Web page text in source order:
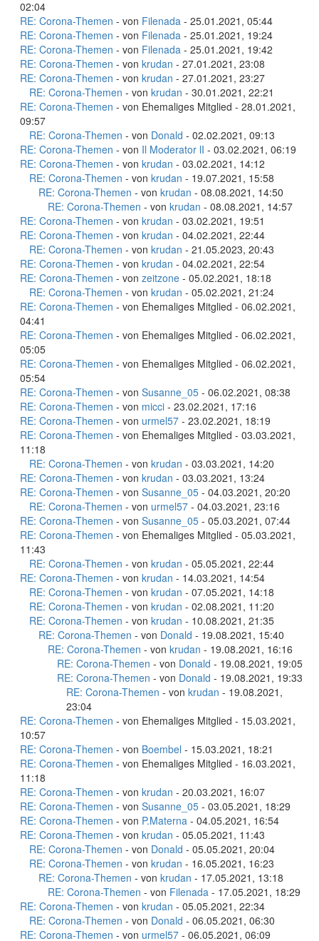
02:04
RE: Corona-Themen - von Filenada - 25.01.2021, 05:44
RE: Corona-Themen - von Filenada - 25.01.2021, 19:24
RE: Corona-Themen - von Filenada - 25.01.2021, 19:42
RE: Corona-Themen - von krudan - 27.01.2021, 23:08
RE: Corona-Themen - von krudan - 27.01.2021, 23:27
RE: Corona-Themen - von krudan - 30.01.2021, 22:21
RE: Corona-Themen - von Ehemaliges Mitglied - 28.01.2021,
09:57
RE: Corona-Themen - von Donald - 02.02.2021, 09:13
RE: Corona-Themen - von Il Moderator lI - 03.02.2021, 06:19
RE: Corona-Themen - von krudan - 03.02.2021, 14:12
RE: Corona-Themen - von krudan - 19.07.2021, 15:58
RE: Corona-Themen - von krudan - 08.08.2021, 14:50
RE: Corona-Themen - von krudan - 08.08.2021, 14:57
RE: Corona-Themen - von krudan - 03.02.2021, 19:51
RE: Corona-Themen - von krudan - 04.02.2021, 22:44
RE: Corona-Themen - von krudan - 21.05.2023, 20:43
RE: Corona-Themen - von krudan - 04.02.2021, 22:54
RE: Corona-Themen - von zeitzone - 05.02.2021, 18:18
RE: Corona-Themen - von krudan - 05.02.2021, 21:24
RE: Corona-Themen - von Ehemaliges Mitglied - 06.02.2021,
04:41
RE: Corona-Themen - von Ehemaliges Mitglied - 06.02.2021,
05:05
RE: Corona-Themen - von Ehemaliges Mitglied - 06.02.2021,
05:54
RE: Corona-Themen - von Susanne_05 - 06.02.2021, 08:38
RE: Corona-Themen - von micci - 23.02.2021, 17:16
RE: Corona-Themen - von urmel57 - 23.02.2021, 18:19
RE: Corona-Themen - von Ehemaliges Mitglied - 03.03.2021,
11:18
RE: Corona-Themen - von krudan - 03.03.2021, 14:20
RE: Corona-Themen - von krudan - 03.03.2021, 13:24
RE: Corona-Themen - von Susanne_05 - 04.03.2021, 20:20
RE: Corona-Themen - von urmel57 - 04.03.2021, 23:16
RE: Corona-Themen - von Susanne_05 - 05.03.2021, 07:44
RE: Corona-Themen - von Ehemaliges Mitglied - 05.03.2021,
11:43
RE: Corona-Themen - von krudan - 05.05.2021, 22:44
RE: Corona-Themen - von krudan - 14.03.2021, 14:54
RE: Corona-Themen - von krudan - 07.05.2021, 14:18
RE: Corona-Themen - von krudan - 02.08.2021, 11:20
RE: Corona-Themen - von krudan - 10.08.2021, 21:35
RE: Corona-Themen - von Donald - 19.08.2021, 15:40
RE: Corona-Themen - von krudan - 19.08.2021, 16:16
RE: Corona-Themen - von Donald - 19.08.2021, 19:05
RE: Corona-Themen - von Donald - 19.08.2021, 19:33
RE: Corona-Themen - von krudan - 19.08.2021,
23:04
RE: Corona-Themen - von Ehemaliges Mitglied - 15.03.2021,
10:57
RE: Corona-Themen - von Boembel - 15.03.2021, 18:21
RE: Corona-Themen - von Ehemaliges Mitglied - 16.03.2021,
11:18
RE: Corona-Themen - von krudan - 20.03.2021, 16:07
RE: Corona-Themen - von Susanne_05 - 03.05.2021, 18:29
RE: Corona-Themen - von P.Materna - 04.05.2021, 16:54
RE: Corona-Themen - von krudan - 05.05.2021, 11:43
RE: Corona-Themen - von Donald - 05.05.2021, 20:04
RE: Corona-Themen - von krudan - 16.05.2021, 16:23
RE: Corona-Themen - von krudan - 17.05.2021, 13:18
RE: Corona-Themen - von Filenada - 17.05.2021, 18:29
RE: Corona-Themen - von krudan - 05.05.2021, 22:34
RE: Corona-Themen - von Donald - 06.05.2021, 06:30
RE: Corona-Themen - von urmel57 - 06.05.2021, 06:09